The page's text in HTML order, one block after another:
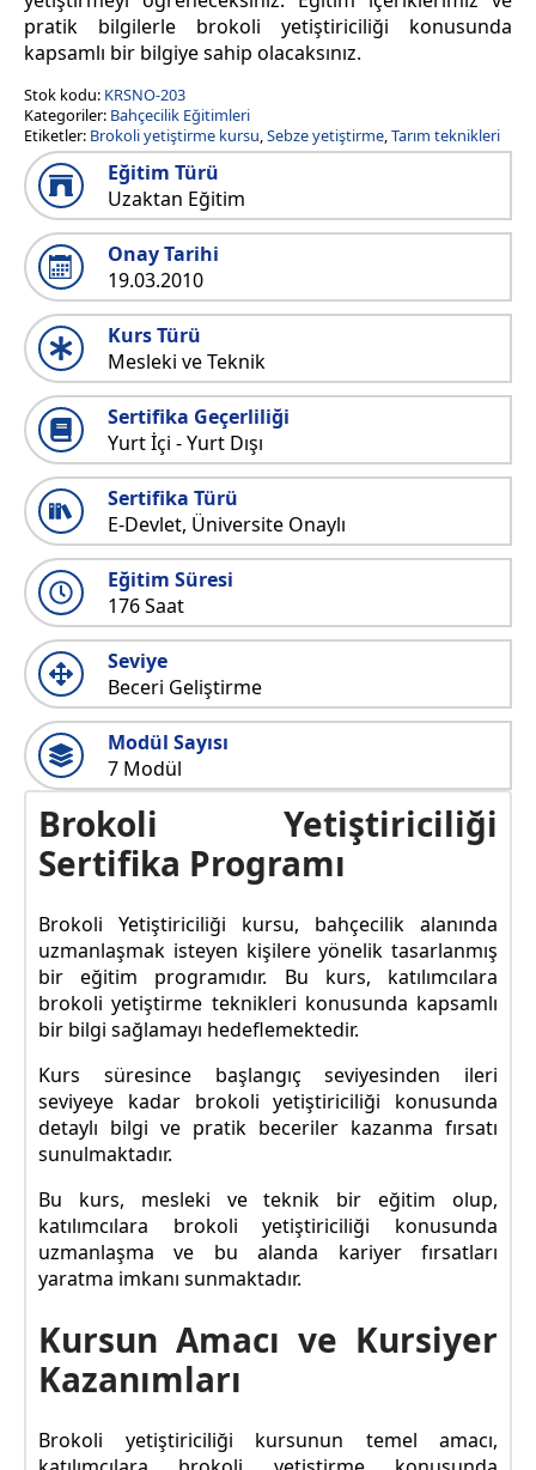
pratik bilgilerle brokoli yetiştiriciliği konusunda
kapsamlı bir bilgiye sahip olacaksınız.
Stok kodu: KRSNO-203
Kategoriler: Bahçecilik Eğitimleri
Etiketler: Brokoli yetiştirme kursu,Sebze yetiştirme,Tarım teknikleri
Eğitim Türü
Uzaktan Eğitim
Onay Tarihi
19.03.2010
Kurs Türü
Mesleki ve Teknik
Sertifika Geçerliliği
Yurt İçi - Yurt Dışı
Sertifika Türü
E-Devlet, Üniversite Onaylı
Eğitim Süresi
176 Saat
Seviye
Beceri Geliştirme
Modül Sayısı
7 Modül
Brokoli Yetiştiriciliği
Sertifika Programı
Brokoli Yetiştiriciliği kursu, bahçecilik alanında
uzmanlaşmak isteyen kişilere yönelik tasarlanmış
bir eğitim programıdır. Bu kurs, katılımcılara
brokoli yetiştirme teknikleri konusunda kapsamlı
bir bilgi sağlamayı hedeflemektedir.
Kurs süresince başlangıç seviyesinden ileri
seviyeye kadar brokoli yetiştiriciliği konusunda
detaylı bilgi ve pratik beceriler kazanma fırsatı
sunulmaktadır.
Bu kurs, mesleki ve teknik bir eğitim olup,
katılımcılara brokoli yetiştiriciliği konusunda
uzmanlaşma ve bu alanda kariyer fırsatları
yaratma imkanı sunmaktadır.
Kursun Amacı ve Kursiyer
Kazanımları
Brokoli yetiştiriciliği kursunun temel amacı,